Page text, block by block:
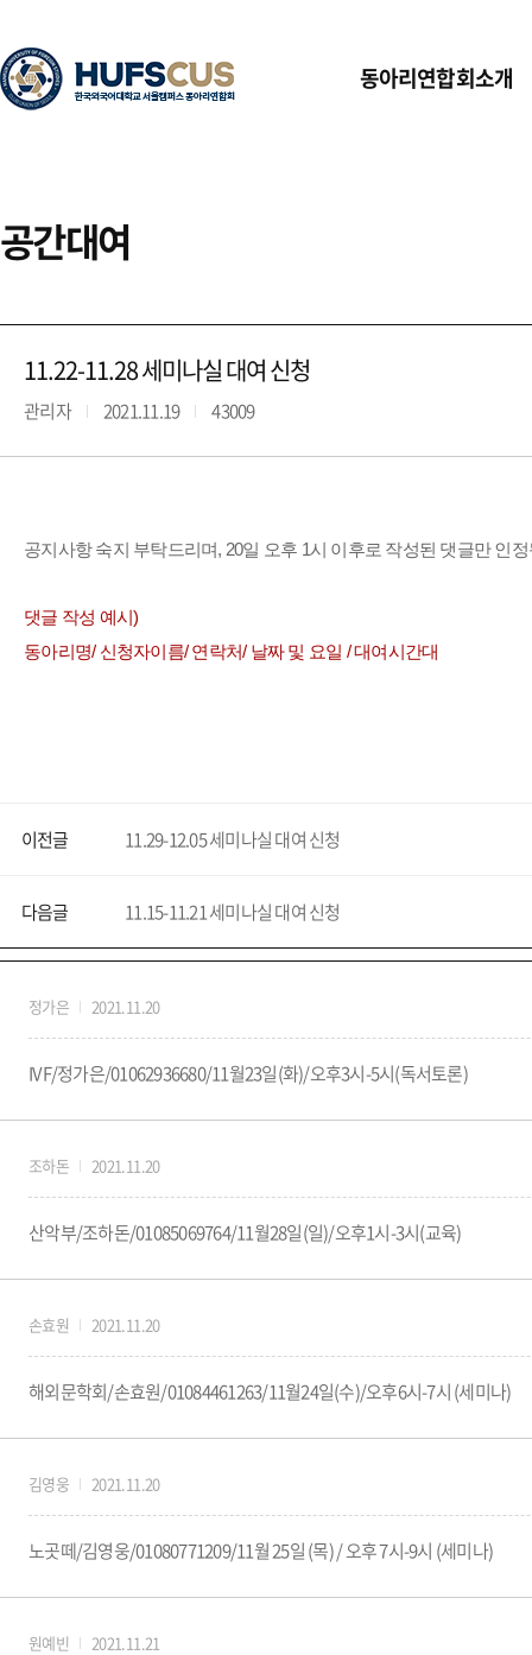
동아리연합회소개
공간대여
11.22-11.28 세미나실 대여 신청
관리자 2021.11.19 43009
공지사항 숙지 부탁드리며, 20일 오후 1시 이후로 작성된 댓글만 인
댓글 작성 예시)
동아리명/ 신청자이름/ 연락처/ 날짜 및 요일 / 대여시간대
이전글 11.29-12.05 세미나실 대여 신청
다음글 11.15-11.21 세미나실 대여 신청
정가은 2021.11.20
IVF/정가은/01062936680/11월23일(화)/오후3시-5시(독서토론)
조하돈 2021.11.20
산악부/조하돈/01085069764/11월28일(일)/오후1시-3시(교육)
손효원 2021.11.20
해외문학회/손효원/01084461263/11월24일(수)/오후6시-7시 (세미나)
김영웅 2021.11.20
노곳떼/김영웅/01080771209/11월 25일 (목) / 오후 7시-9시 (세미나)
원예빈 2021.11.21